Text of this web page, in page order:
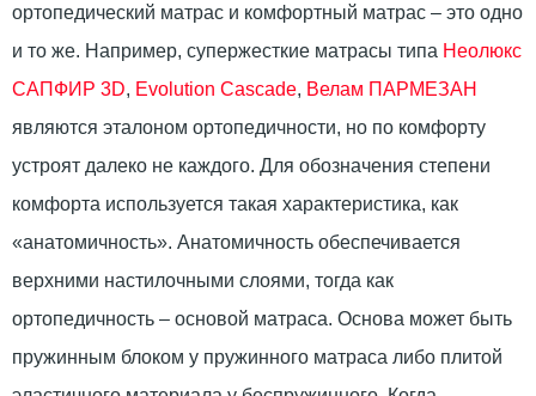
ортопедический матрас и комфортный матрас – это одно
и то же. Например, супержесткие матрасы типа Неолюкс
САПФИР 3D, Evolution Cascade, Велам ПАРМЕЗАН
являются эталоном ортопедичности, но по комфорту
устроят далеко не каждого. Для обозначения степени
комфорта используется такая характеристика, как
«анатомичность». Анатомичность обеспечивается
верхними настилочными слоями, тогда как
ортопедичность – основой матраса. Основа может быть
пружинным блоком у пружинного матраса либо плитой